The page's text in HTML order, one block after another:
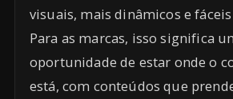
visuais, mais dinâmicos e
Para as marcas, isso significa
oportunidade de estar onde o
está, com conteúdos que